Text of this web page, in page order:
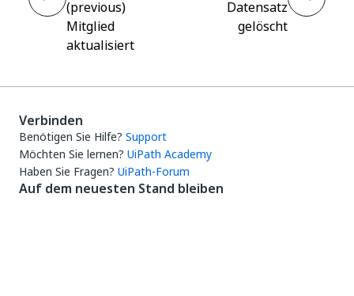
(previous)
Mitglied
aktualisiert
Datensatz
gelöscht
Verbinden
Benötigen Sie Hilfe? Support
Möchten Sie lernen? UiPath Academy
Haben Sie Fragen? UiPath-Forum
Auf dem neuesten Stand bleiben